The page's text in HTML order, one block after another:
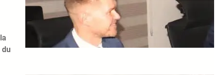
L’Union européenne et le
Niger relancent leurs
relations bilatérales
février 25, 2025